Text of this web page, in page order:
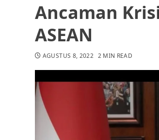
Ancaman
ASEAN
AGUSTUS 8, 2022 2 MIN READ